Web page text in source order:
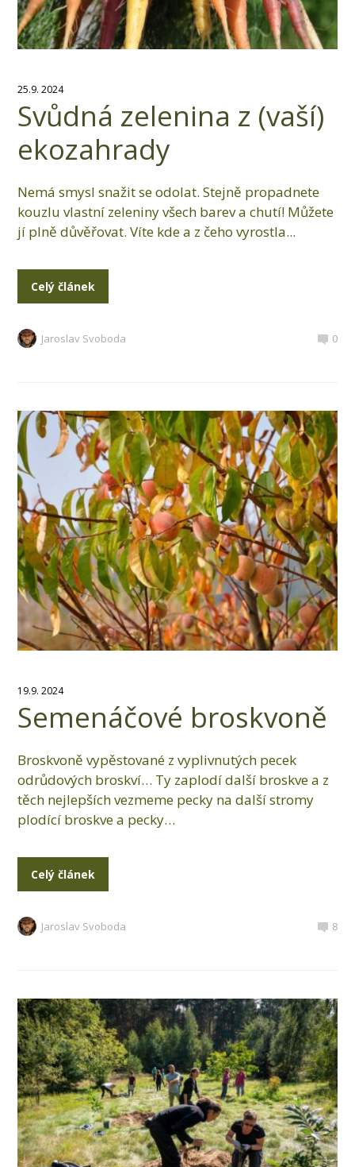
25.9. 2024
Svůdná zelenina z (vaší)
ekozahrady
Nemá smysl snažit se odolat. Stejně propadnete
kouzlu vlastní zeleniny všech barev a chutí! Můžete
jí plně důvěřovat. Víte kde a z čeho vyrostla...
Celý článek
Jaroslav Svoboda 0
19.9. 2024
Semenáčové broskvoně
Broskvoně vypěstované z vyplivnutých pecek
odrůdových broskví… Ty zaplodí další broskve a z
těch nejlepších vezmeme pecky na další stromy
plodící broskve a pecky…
Celý článek
Jaroslav Svoboda 8